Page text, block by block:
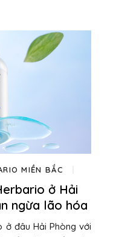
MIỀN BẮC
ở Hải
ngừa lão hóa
ở đâu Hải Phòng với